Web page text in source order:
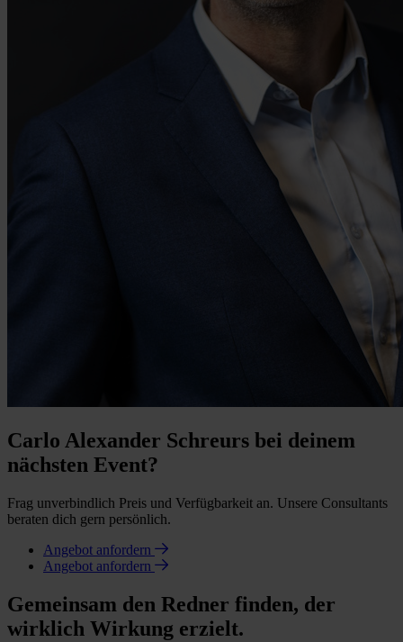
Carlo Alexander Schreurs bei deinem
nächsten Event?
Frag unverbindlich Preis und Verfügbarkeit an. Unsere Consultants
beraten dich gern persönlich.
Angebot anfordern
Angebot anfordern
Gemeinsam den Redner finden, der
wirklich Wirkung erzielt.